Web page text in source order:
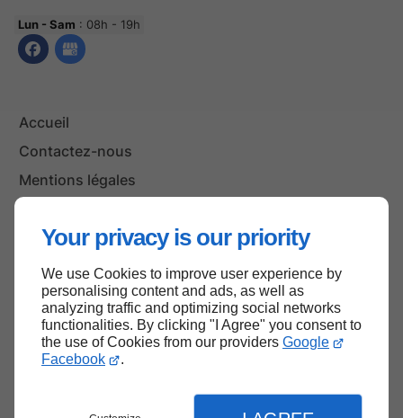
Your privacy is our priority
We use Cookies to improve user experience by
personalising content and ads, as well as
analyzing traffic and optimizing social networks
functionalities. By clicking "I Agree" you consent to
the use of Cookies from our providers Google
Facebook
.
Lun - Sam : 08h - 19h
Accueil
Contactez-nous
Mentions légales
Haut de page